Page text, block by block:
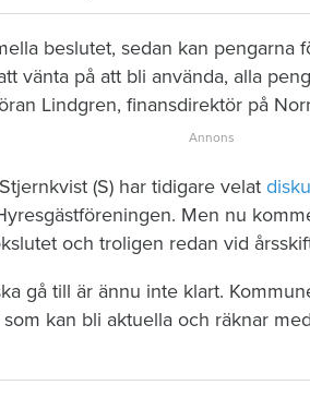
beslutet, sedan kan pengarna
vänta på att bli använda, alla
Lindgren, finansdirektör på
(S) har tidigare velat
Men nu
och troligen redan vid
gå till är ännu inte klart.
kan bli aktuella och räknar